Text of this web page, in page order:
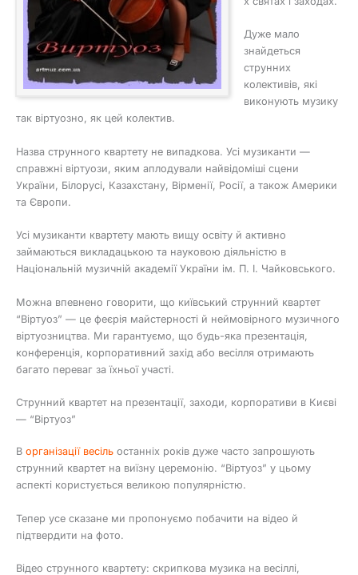
Дуже мало
знайдеться
струнних
колективів, які
виконують музику
так віртуозно, як цей колектив.
Назва струнного квартету не випадкова. Усі музиканти —
справжні віртуози, яким аплодували найвідоміші сцени
України, Білорусі, Казахстану, Вірменії, Росії, а також Америки
та Європи.
Усі музиканти квартету мають вищу освіту й активно
займаються викладацькою та науковою діяльністю в
Національній музичній академії України ім. П. І. Чайковського.
Можна впевнено говорити, що київський струнний квартет
“Віртуоз” — це феєрія майстерності й неймовірного музичного
віртуозництва. Ми гарантуємо, що будь-яка презентація,
конференція, корпоративний захід або весілля отримають
багато переваг за їхньої участі.
Струнний квартет на презентації, заходи, корпоративи в Києві
— “Віртуоз”
В організації весіль останніх років дуже часто запрошують
струнний квартет на виїзну церемонію. “Віртуоз” у цьому
аспекті користується великою популярністю.
Тепер усе сказане ми пропонуємо побачити на відео й
підтвердити на фото.
Відео струнного квартету: скрипкова музика на весіллі,